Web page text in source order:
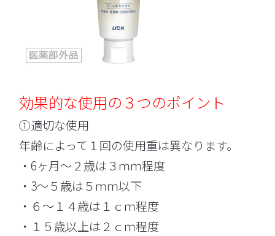
効果的な使用の３つのポイント
①適切な使用
年齢によって１回の使用重は異なります。
・6ヶ月～２歳は３ｍｍ程度
・3～５歳は５ｍｍ以下
・６～１４歳は１ｃｍ程度
・１５歳以上は２ｃｍ程度